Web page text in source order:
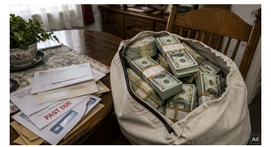
Related Articles
Train Owner: మనదేశంలో రైలుకు యజమాని
అయినా ఏకైక వ్యక్తి.. అది కూడా రైల్వే శాఖ చేసిన